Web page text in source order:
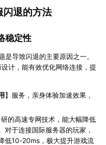
闪退的方法
稳定性
导致闪退的主要原因之一。
计，能有效优化网络连接，提
】服务，亲身体验加速效果，
的高速专网技术，能大幅降低
于连接国际服务器的玩家，
低10-20ms，极大提升游戏流